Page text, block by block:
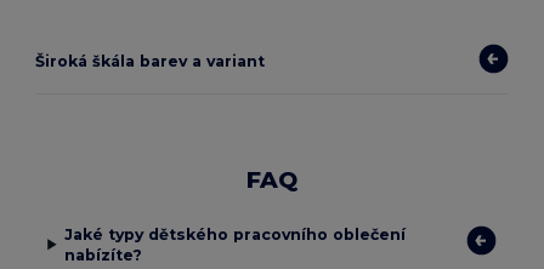
Široká škála barev a variant
FAQ
Jaké typy dětského pracovního oblečení
nabízíte?